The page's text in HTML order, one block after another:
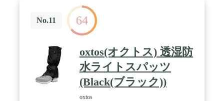
No.11 64
oxtos(オクトス) 透湿防
水ライトスパッツ
(Black(ブラック))
oxtos